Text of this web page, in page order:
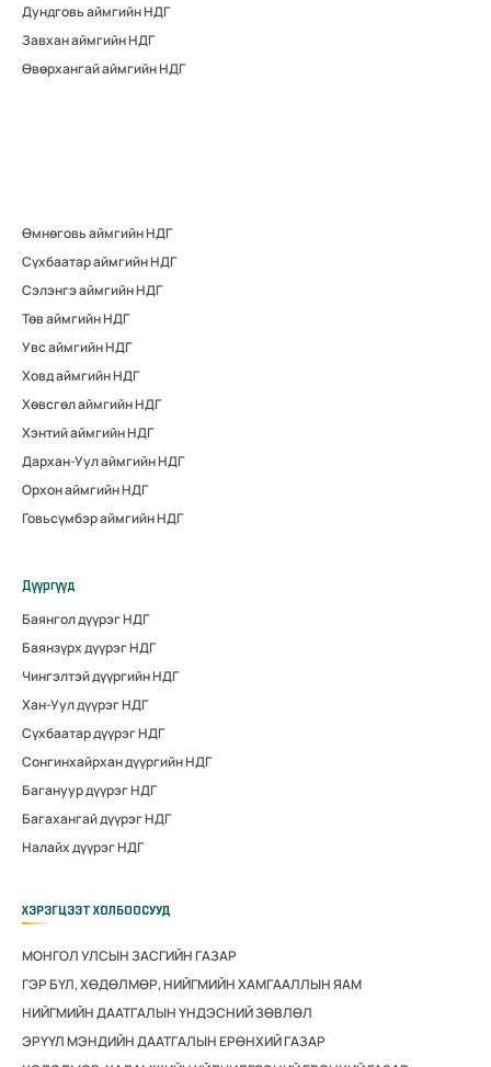
Дундговь аймгийн НДГ
Завхан аймгийн НДГ
Өвөрхангай аймгийн НДГ
Өмнөговь аймгийн НДГ
Сүхбаатар аймгийн НДГ
Сэлэнгэ аймгийн НДГ
Төв аймгийн НДГ
Увс аймгийн НДГ
Ховд аймгийн НДГ
Хөвсгөл аймгийн НДГ
Хэнтий аймгийн НДГ
Дархан-Уул аймгийн НДГ
Орхон аймгийн НДГ
Говьсүмбэр аймгийн НДГ
Дүүргүүд
Баянгол дүүрэг НДГ
Баянзүрх дүүрэг НДГ
Чингэлтэй дүүргийн НДГ
Хан-Уул дүүрэг НДГ
Сүхбаатар дүүрэг НДГ
Сонгинхайрхан дүүргийн НДГ
Багануур дүүрэг НДГ
Багахангай дүүрэг НДГ
Налайх дүүрэг НДГ
ХЭРЭГЦЭЭТ ХОЛБООСУУД
МОНГОЛ УЛСЫН ЗАСГИЙН ГАЗАР
ГЭР БҮЛ, ХӨДӨЛМӨР, НИЙГМИЙН ХАМГААЛЛЫН ЯАМ
НИЙГМИЙН ДААТГАЛЫН ҮНДЭСНИЙ ЗӨВЛӨЛ
ЭРҮҮЛ МЭНДИЙН ДААТГАЛЫН ЕРӨНХИЙ ГАЗАР